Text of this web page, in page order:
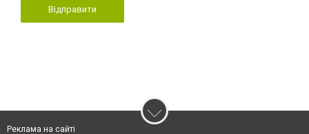
Відправити
Реклама на сайті